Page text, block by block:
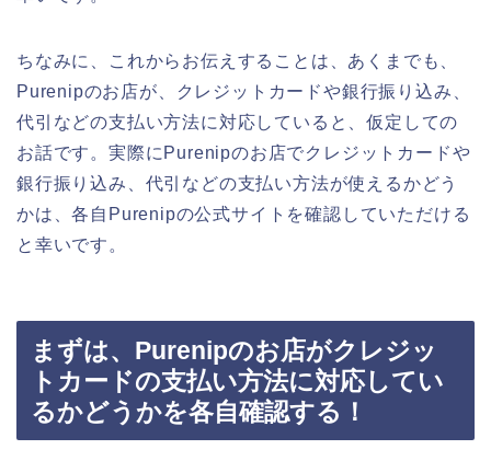
ちなみに、これからお伝えすることは、あくまでも、
Purenipのお店が、クレジットカードや銀行振り込み、
代引などの支払い方法に対応していると、仮定しての
お話です。実際にPurenipのお店でクレジットカードや
銀行振り込み、代引などの支払い方法が使えるかどう
かは、各自Purenipの公式サイトを確認していただける
と幸いです。
まずは、Purenipのお店がクレジッ
トカードの支払い方法に対応してい
るかどうかを各自確認する！